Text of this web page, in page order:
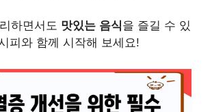
하면서도 맛있는 음식을 즐길 수 있
피와 함께 시작해 보세요!